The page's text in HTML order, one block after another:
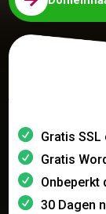
Gratis
Gratis
Onbeperkt
30 Dagen